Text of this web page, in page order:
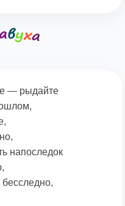
— рыдайте
напоследок